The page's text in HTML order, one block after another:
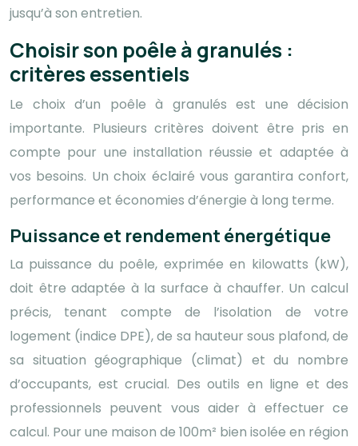
jusqu’à son entretien.
Choisir son poêle à granulés :
critères essentiels
Le choix d’un poêle à granulés est une décision
importante. Plusieurs critères doivent être pris en
compte pour une installation réussie et adaptée à
vos besoins. Un choix éclairé vous garantira confort,
performance et économies d’énergie à long terme.
Puissance et rendement énergétique
La puissance du poêle, exprimée en kilowatts (kW),
doit être adaptée à la surface à chauffer. Un calcul
précis, tenant compte de l’isolation de votre
logement (indice DPE), de sa hauteur sous plafond, de
sa situation géographique (climat) et du nombre
d’occupants, est crucial. Des outils en ligne et des
professionnels peuvent vous aider à effectuer ce
calcul. Pour une maison de 100m² bien isolée en région